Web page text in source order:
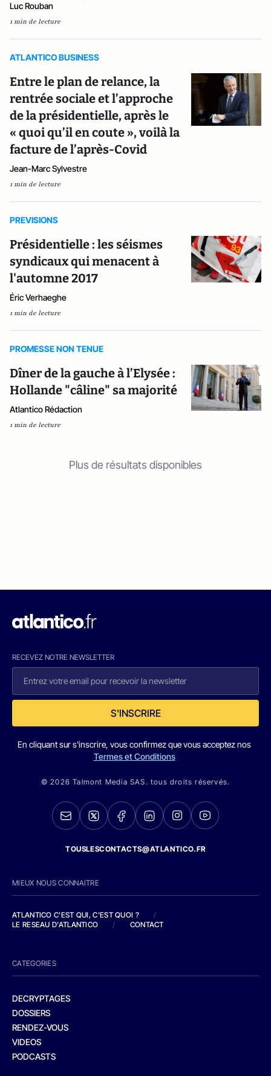
Luc Rouban
1 min de lecture
ATLANTICO BUSINESS
Entre le plan de relance, la
rentrée sociale et l’approche
de la présidentielle, après le
« quoi qu’il en coute », voilà la
facture de l’après-Covid
Jean-Marc Sylvestre
1 min de lecture
PREVISIONS
Présidentielle : les séismes
syndicaux qui menacent à
l'automne 2017
Éric Verhaeghe
1 min de lecture
PROMESSE NON TENUE
Dîner de la gauche à l’Elysée :
Hollande "câline" sa majorité
Atlantico Rédaction
1 min de lecture
Plus de résultats disponibles
RECEVEZ NOTRE NEWSLETTER
S'INSCRIRE
En cliquant sur s'inscrire, vous confirmez que vous acceptez nos
Termes et Conditions
© 2026 Talmont Media SAS. tous droits réservés.
TOUSLESCONTACTS@ATLANTICO.FR
MIEUX NOUS CONNAITRE
ATLANTICO C'EST QUI, C'EST QUOI ?
/
LE RESEAU D'ATLANTICO
/ CONTACT
CATEGORIES
DECRYPTAGES
DOSSIERS
RENDEZ-VOUS
VIDEOS
PODCASTS